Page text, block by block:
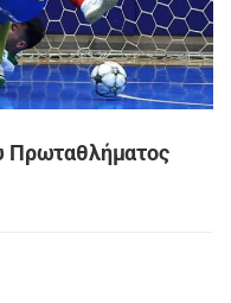
Πρωταθλήματος